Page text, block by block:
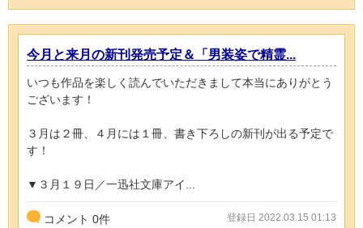
今月と来月の新刊発売予定＆「男装姿で精霊...
いつも作品を楽しく読んでいただきまして本当にありがとう
ございます！
３月は２冊、４月には１冊、書き下ろしの新刊が出る予定で
す！
▼３月１９日／一迅社文庫アイ...
コメント 0件 登録日 2022.03.15 01:13